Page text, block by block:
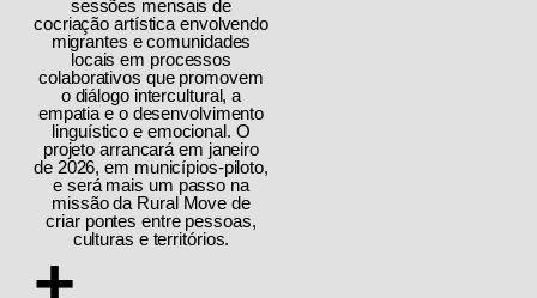
sessões mensais de
cocriação artística envolvendo
migrantes e comunidades
locais em processos
colaborativos que promovem
o diálogo intercultural, a
empatia e o desenvolvimento
linguístico e emocional. O
projeto arrancará em janeiro
de 2026, em municípios-piloto,
e será mais um passo na
missão da Rural Move de
criar pontes entre pessoas,
culturas e territórios.